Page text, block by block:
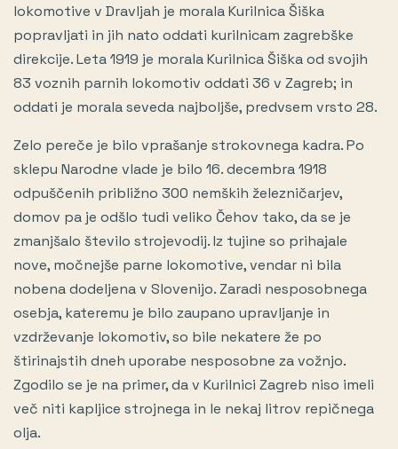
lokomotive v Dravljah je morala Kurilnica Šiška
popravljati in jih nato oddati kurilnicam zagrebške
direkcije. Leta 1919 je morala Kurilnica Šiška od svojih
83 voznih parnih lokomotiv oddati 36 v Zagreb; in
oddati je morala seveda najboljše, predvsem vrsto 28.
Zelo pereče je bilo vprašanje strokovnega kadra. Po
sklepu Narodne vlade je bilo 16. decembra 1918
odpuščenih približno 300 nemških železničarjev,
domov pa je odšlo tudi veliko Čehov tako, da se je
zmanjšalo število strojevodij. Iz tujine so prihajale
nove, močnejše parne lokomotive, vendar ni bila
nobena dodeljena v Slovenijo. Zaradi nesposobnega
osebja, kateremu je bilo zaupano upravljanje in
vzdrževanje lokomotiv, so bile nekatere že po
štirinajstih dneh uporabe nesposobne za vožnjo.
Zgodilo se je na primer, da v Kurilnici Zagreb niso imeli
več niti kapljice strojnega in le nekaj litrov repičnega
olja.